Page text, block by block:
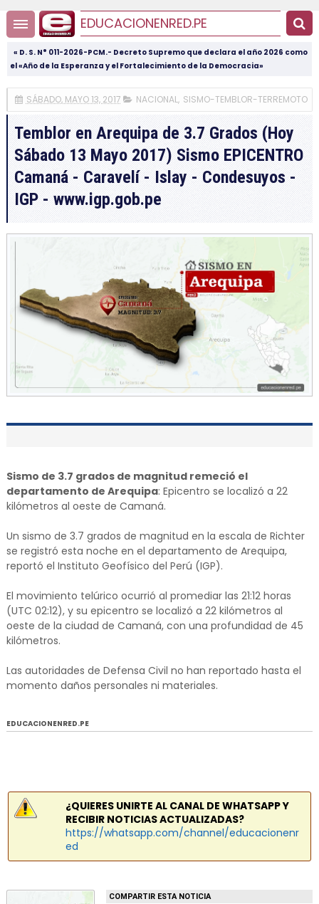
EDUCACIONENRED.PE
« D. S. N° 011-2026-PCM.- Decreto Supremo que declara el año 2026 como
el «Año de la Esperanza y el Fortalecimiento de la Democracia»
SÁBADO, MAYO 13, 2017 NACIONAL, SISMO-TEMBLOR-TERREMOTO
Temblor en Arequipa de 3.7 Grados (Hoy
Sábado 13 Mayo 2017) Sismo EPICENTRO
Camaná - Caravelí - Islay - Condesuyos -
IGP - www.igp.gob.pe
Sismo de 3.7 grados de magnitud remeció el
departamento de Arequipa: Epicentro se localizó a 22
kilómetros al oeste de Camaná.
Un sismo de 3.7 grados de magnitud en la escala de Richter
se registró esta noche en el departamento de Arequipa,
reportó el Instituto Geofísico del Perú (IGP).
El movimiento telúrico ocurrió al promediar las 21:12 horas
(UTC 02:12), y su epicentro se localizó a 22 kilómetros al
oeste de la ciudad de Camaná, con una profundidad de 45
kilómetros.
Las autoridades de Defensa Civil no han reportado hasta el
momento daños personales ni materiales.
EDUCACIONENRED.PE
¿QUIERES UNIRTE AL CANAL DE WHATSAPP Y
RECIBIR NOTICIAS ACTUALIZADAS?
https://whatsapp.com/channel/educacionenr
ed
COMPARTIR ESTA NOTICIA